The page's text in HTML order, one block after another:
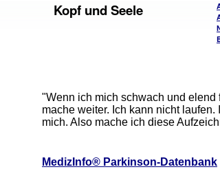
Kopf und Seele
"Wenn ich mich schwach und elend
mache weiter. Ich kann nicht
mich. Also mache ich diese
MedizInfo® Parkinson-Datenbank